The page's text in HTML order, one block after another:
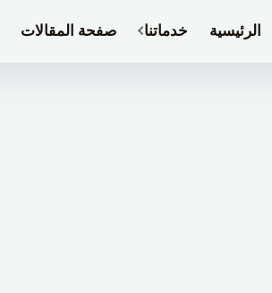
الرئيسية خدماتنا صفحة المقالات